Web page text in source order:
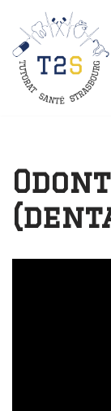
Aller
au
contenu